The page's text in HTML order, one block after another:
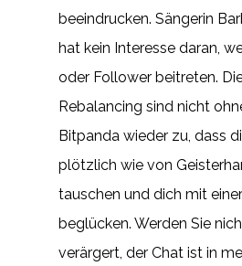
beeindrucken. Sängerin
hat kein Interesse daran,
oder Follower beitreten.
Rebalancing sind nicht
Bitpanda wieder zu, dass
plötzlich wie von
tauschen und dich mit
beglücken. Werden Sie
verärgert, der Chat ist in